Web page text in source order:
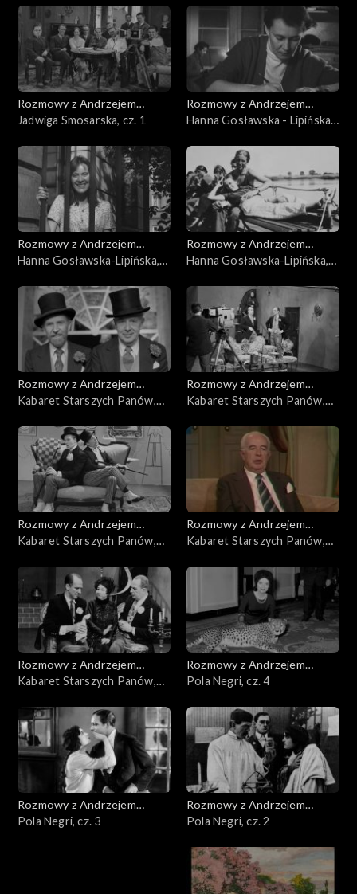
Rozmowy z Andrzejem
Doboszem
Jadwiga Smosarska, cz. 1
Rozmowy z Andrzejem
Doboszem
Hanna Gosławska - Lipińska,
Rozmowy z Andrzejem
Doboszem
Hanna Gosławska-Lipińska,
Rozmowy z Andrzejem
Doboszem
Hanna Gosławska-Lipińska,
Rozmowy z Andrzejem
Doboszem
Kabaret Starszych Panów,
Rozmowy z Andrzejem
Doboszem
Kabaret Starszych Panów,
Rozmowy z Andrzejem
Doboszem
Kabaret Starszych Panów,
Rozmowy z Andrzejem
Doboszem
Kabaret Starszych Panów,
Rozmowy z Andrzejem
Doboszem
Kabaret Starszych Panów,
Rozmowy z Andrzejem
Doboszem
Pola Negri, cz. 4
Rozmowy z Andrzejem
Doboszem
Pola Negri, cz. 3
Rozmowy z Andrzejem
Doboszem
Pola Negri, cz. 2